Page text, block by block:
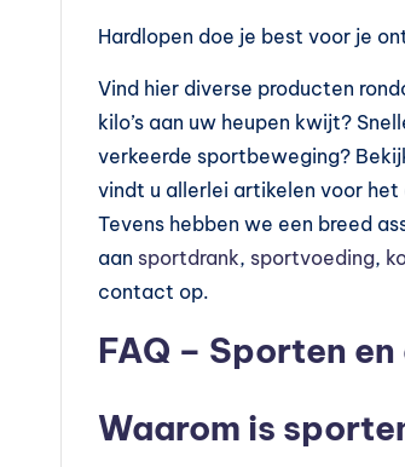
Hardlopen doe je best voor je
Vind hier diverse producten
kilo’s aan uw heupen kwijt?
verkeerde sportbeweging?
vindt u allerlei artikelen voor
Tevens hebben we een breed
aan sportdrank, sportvoeding,
contact op.
FAQ – Sporten
Waarom is